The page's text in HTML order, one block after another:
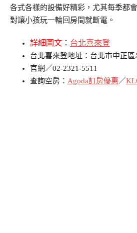
各式各樣的設備好精彩，尤其每季都
對讓小孩玩一輪回房間就斷電。
詳細圖文 ： 台北喜來登
台北喜來登地址：台北市中正
官網／02-2321-5511
查詢空房： Agoda訂房優惠／